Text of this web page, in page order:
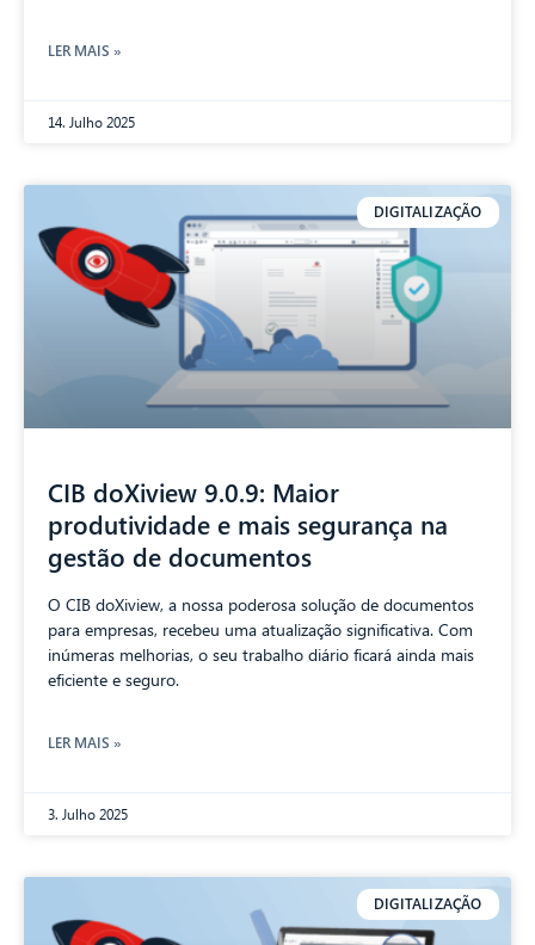
LER MAIS »
14. Julho 2025
DIGITALIZAÇÃO
CIB doXiview 9.0.9: Maior
produtividade e mais segurança na
gestão de documentos
O CIB doXiview, a nossa poderosa solução de documentos
para empresas, recebeu uma atualização significativa. Com
inúmeras melhorias, o seu trabalho diário ficará ainda mais
eficiente e seguro.
LER MAIS »
3. Julho 2025
DIGITALIZAÇÃO